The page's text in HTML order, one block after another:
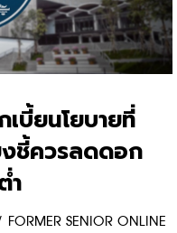
บี้ยนโยบายที่
ชี้ควรลดดอก
ำ
SENIOR ONLINE